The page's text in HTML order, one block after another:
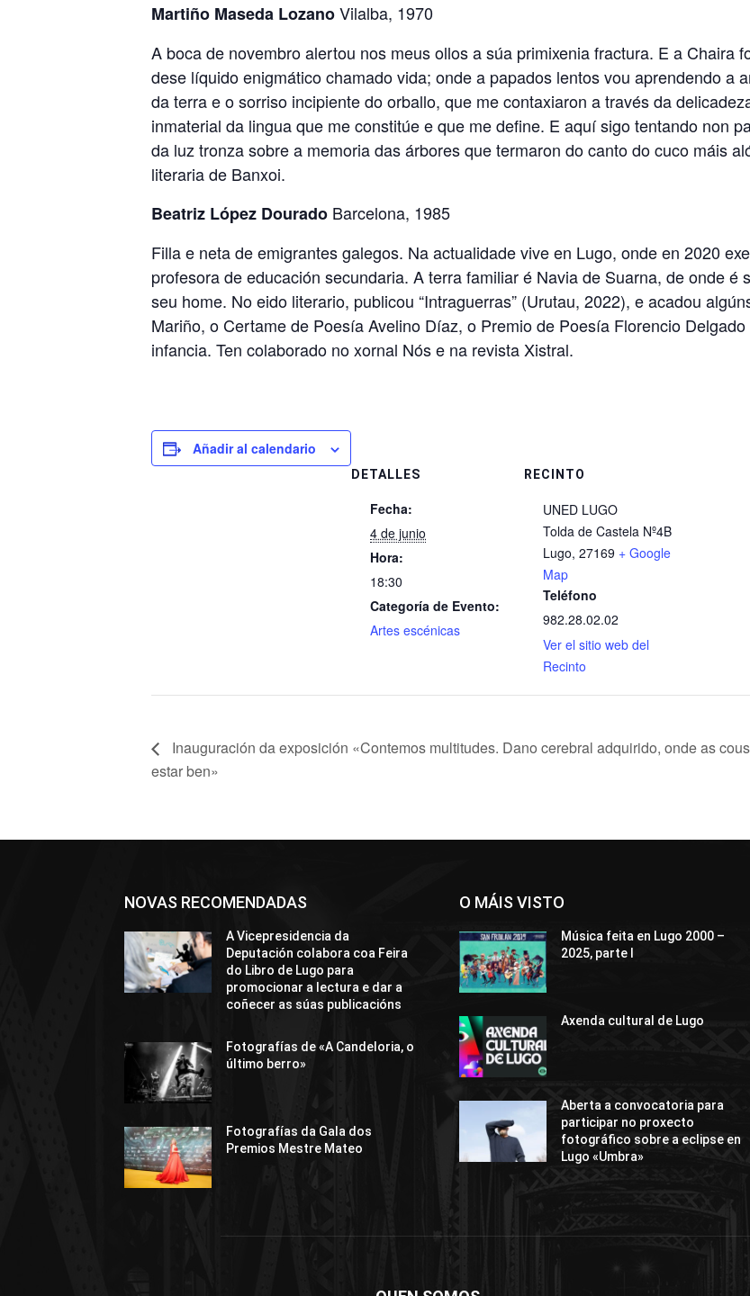
Martiño Maseda LozanoVilalba, 1970
A boca de novembro alertou nos meus ollos a súa primixenia fractura. E a Chaira
dese líquido enigmático chamado vida; onde a papados lentos vou aprendendo a
da terra e o sorriso incipiente do orballo, que me contaxiaron a través da
inmaterial da lingua que me constitúe e que me define. E aquí sigo tentando non
da luz tronza sobre a memoria das árbores que termaron do canto do cuco máis
literaria de Banxoi.
Beatriz López Dourado Barcelona, 1985
Filla e neta de emigrantes galegos. Na actualidade vive en Lugo, onde en 2020
profesora de educación secundaria. A terra familiar é Navia de Suarna, de onde é
seu home. No eido literario, publicou “Intraguerras” (Urutau, 2022), e acadou
Mariño, o Certame de Poesía Avelino Díaz, o Premio de Poesía Florencio
infancia. Ten colaborado no xornal Nós e na revista Xistral.
Añadir al calendario
DETALLES
Fecha:
4 de junio
Hora:
18:30
Categoría de Evento:
Artes escénicas
RECINTO
UNED LUGO
Tolda de Castela Nº4B
Lugo, 27169 + Google
Map
Teléfono
982.28.02.02
Ver el sitio web del
Recinto
Inauguración da exposición «Contemos multitudes. Dano cerebral adquirido, onde as
estar ben»
NOVAS RECOMENDADAS
A Vicepresidencia da
Deputación colabora coa Feira
do Libro de Lugo para
promocionar a lectura e dar a
coñecer as súas publicacións
Fotografías de «A Candeloria, o
último berro»
Fotografías da Gala dos
Premios Mestre Mateo
O MÁIS VISTO
Música feita en Lugo 2000 –
2025, parte I
Axenda cultural de Lugo
Aberta a convocatoria para
participar no proxecto
fotográfico sobre a eclipse en
Lugo «Umbra»